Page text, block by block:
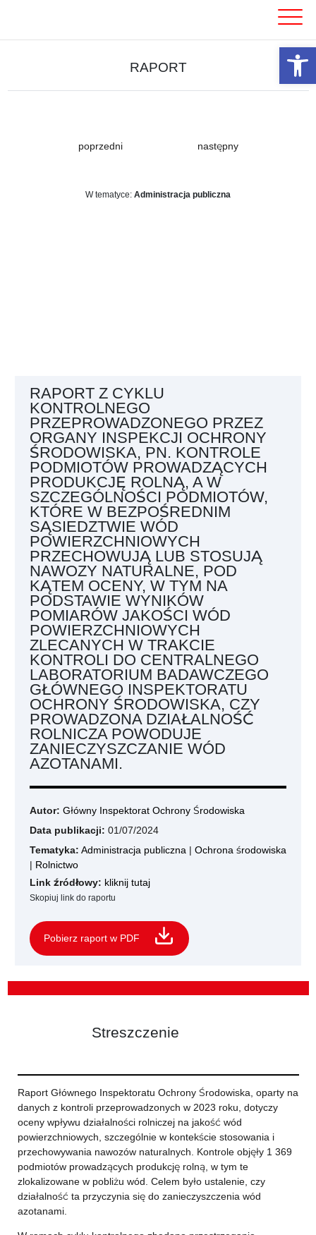
RAPORT
poprzedni następny
W tematyce: Administracja publiczna
RAPORT Z CYKLU
KONTROLNEGO
PRZEPROWADZONEGO PRZEZ
ORGANY INSPEKCJI OCHRONY
ŚRODOWISKA, PN. KONTROLE
PODMIOTÓW PROWADZĄCYCH
PRODUKCJĘ ROLNĄ, A W
SZCZEGÓLNOŚCI PODMIOTÓW,
KTÓRE W BEZPOŚREDNIM
SĄSIEDZTWIE WÓD
POWIERZCHNIOWYCH
PRZECHOWUJĄ LUB STOSUJĄ
NAWOZY NATURALNE, POD
KĄTEM OCENY, W TYM NA
PODSTAWIE WYNIKÓW
POMIARÓW JAKOŚCI WÓD
POWIERZCHNIOWYCH
ZLECANYCH W TRAKCIE
KONTROLI DO CENTRALNEGO
LABORATORIUM BADAWCZEGO
GŁÓWNEGO INSPEKTORATU
OCHRONY ŚRODOWISKA, CZY
PROWADZONA DZIAŁALNOŚĆ
ROLNICZA POWODUJE
ZANIECZYSZCZANIE WÓD
AZOTANAMI.
Autor: Główny Inspektorat Ochrony Środowiska
Data publikacji: 01/07/2024
Tematyka: Administracja publiczna | Ochrona środowiska
| Rolnictwo
Link źródłowy: kliknij tutaj
Skopiuj link do raportu
Pobierz raport w PDF
Streszczenie
Raport Głównego Inspektoratu Ochrony Środowiska, oparty na
danych z kontroli przeprowadzonych w 2023 roku, dotyczy
oceny wpływu działalności rolniczej na jakość wód
powierzchniowych, szczególnie w kontekście stosowania i
przechowywania nawozów naturalnych. Kontrole objęły 1 369
podmiotów prowadzących produkcję rolną, w tym te
zlokalizowane w pobliżu wód. Celem było ustalenie, czy
działalność ta przyczynia się do zanieczyszczenia wód
azotanami.